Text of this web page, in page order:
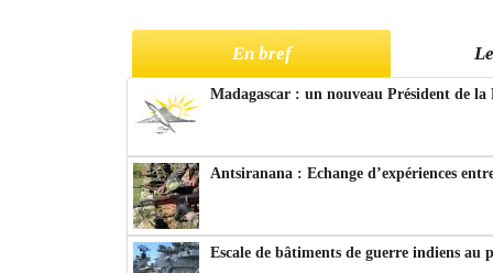
En bref
Madagascar : un nouveau Président de
Antsiranana : Echange d’expériences
Escale de bâtiments de guerre indiens au